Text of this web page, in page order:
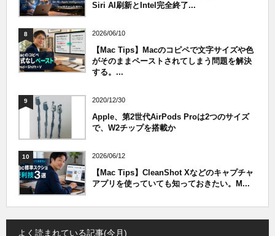
Siri AI刷新とIntel完全終了...
8 2026/06/10
【Mac Tips】Macのコピペで文字サイズや色
がそのままペーストされてしまう問題を解決
する。...
9 2020/12/30
Apple、第2世代AirPods Proは2つのサイズ
で、W2チップを搭載か
10 2026/06/12
【Mac Tips】CleanShot Xなどのキャプチャ
アプリを使っていても知っておきたい。M...
よく読まれている記事(今月)